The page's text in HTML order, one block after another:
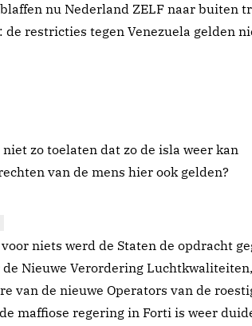
nu Nederland ZELF naar buiten
restricties tegen Venezuela gelden
zo toelaten dat zo de isla weer kan
van de mens hier ook gelden?
niets werd de Staten de opdracht
Nieuwe Verordering
van de nieuwe Operators van de
maffiose regering in Forti is weer